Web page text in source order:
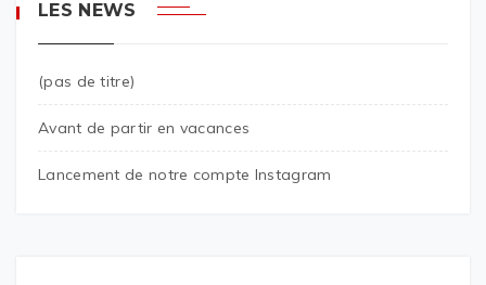
LES NEWS
(pas de titre)
Avant de partir en vacances
Lancement de notre compte Instagram